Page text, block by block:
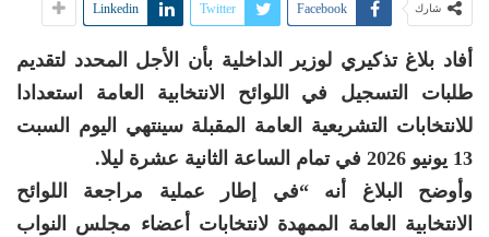
شارك Facebook
Twitter
Linkedin
أفاد بلاغ تذكيري لوزير الداخلية بأن الأجل المحدد لتقديم
طلبات التسجيل في اللوائح الانتخابية العامة استعدادا
للانتخابات التشريعية العامة المقبلة سينتهي اليوم السبت
13 يونيو 2026 في تمام الساعة الثانية عشرة ليلا.
وأوضح البلاغ أنه “في إطار عملية مراجعة اللوائح
الانتخابية العامة الممهدة لانتخابات أعضاء مجلس النواب